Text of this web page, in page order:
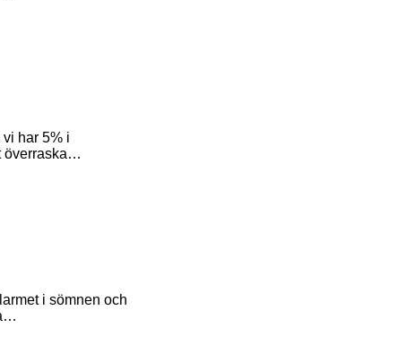
har 5% i
överraska…
i sömnen och